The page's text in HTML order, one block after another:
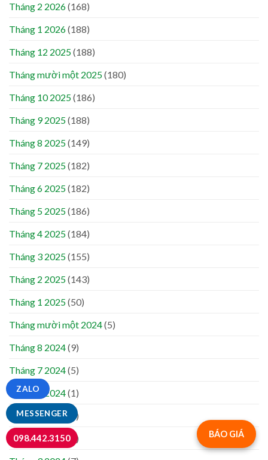
Tháng 2 2026(168)
Tháng 1 2026(188)
Tháng 12 2025(188)
Tháng mười một 2025(180)
Tháng 10 2025(186)
Tháng 9 2025(188)
Tháng 8 2025(149)
Tháng 7 2025(182)
Tháng 6 2025(182)
Tháng 5 2025(186)
Tháng 4 2025(184)
Tháng 3 2025(155)
Tháng 2 2025(143)
Tháng 1 2025(50)
Tháng mười một 2024(5)
Tháng 8 2024(9)
Tháng 7 2024(5)
Tháng 6 2024(1)
Tháng 5 2024(3)
Tháng 4 2024(1)
BÁO GIÁ
MESSENGER
ZALO
098.442.3150